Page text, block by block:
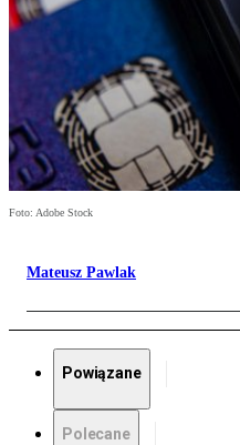
Foto: Adobe Stock
Mateusz Pawlak
Powiązane
Polecane